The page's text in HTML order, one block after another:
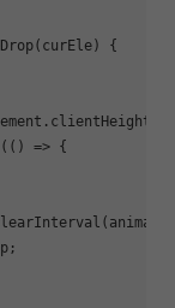
( curEle) {
() => {